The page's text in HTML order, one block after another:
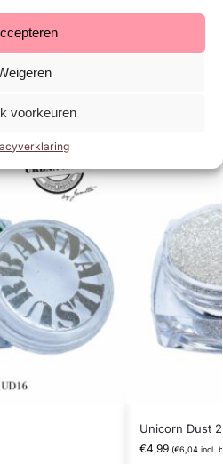
voorkeuren
Unicorn Dust
€4,99 (€6,04incl.